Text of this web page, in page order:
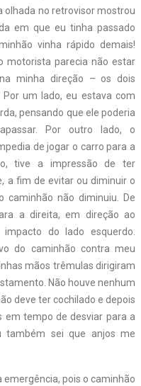
olhada no retrovisor mostrou
em que eu tinha passado
vinha rápido demais!
motorista parecia não estar
minha direção – os dois
um lado, eu estava com
pensando que ele poderia
Por outro lado, o
de jogar o carro para a
tive a impressão de ter
a fim de evitar ou diminuir o
caminhão não diminuiu. De
a direita, em direção ao
do lado esquerdo.
do caminhão contra meu
mãos trêmulas dirigiram
Não houve nenhum
deve ter cochilado e depois
em tempo de desviar para a
também sei que anjos me
emergência, pois o caminhão